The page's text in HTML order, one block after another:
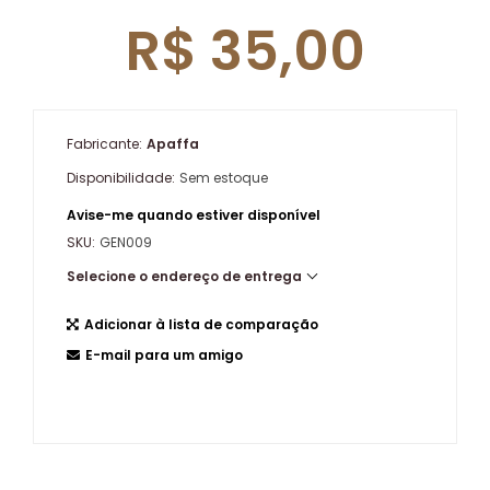
R$ 35,00
Fabricante: Apaffa
Disponibilidade: Sem estoque
Avise-me quando estiver disponível
SKU: GEN009
Selecione o endereço de entrega
Adicionar à lista de comparação
E-mail para um amigo